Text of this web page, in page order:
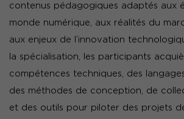
contenus pédagogiques adaptés aux
monde numérique, aux réalités du
aux enjeux de l’innovation
la spécialisation, les participants
compétences techniques, des
des méthodes de conception, de
et des outils pour piloter des projets